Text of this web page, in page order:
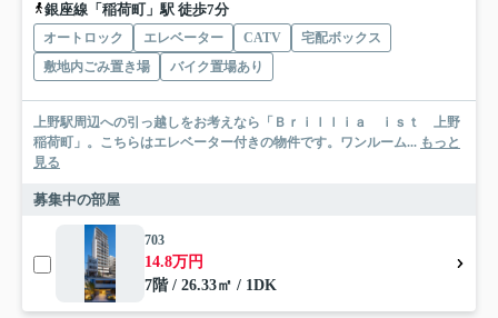
銀座線「稲荷町」駅 徒歩7分
オートロック エレベーター CATV
宅配ボックス
敷地内ごみ置き場
バイク置場あり
上野駅周辺への引っ越しをお考えなら「Ｂｒｉｌｌｉａ ｉｓｔ 上野
稲荷町」。こちらはエレベーター付きの物件です。ワンルーム... もっと
見る
募集中の部屋
703
14.8万円
7階 / 26.33㎡ / 1DK